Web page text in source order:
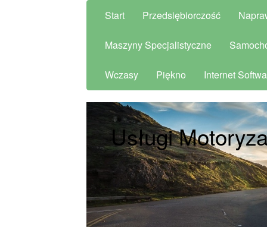
Start Przedsiębiorczość
Maszyny Specjalistyczne
Wczasy Piękno Internet
Usługi